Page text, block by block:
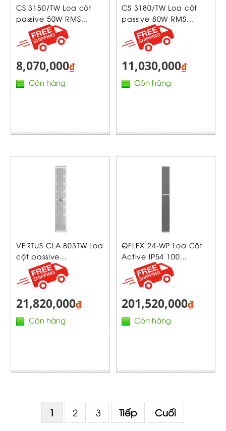
CS 3150/TW Loa cột
passive 50W RMS...
8,070,000₫
Còn hàng
CS 3180/TW Loa cột
passive 80W RMS...
11,030,000₫
Còn hàng
VERTUS CLA 803TW Loa
cột passive...
21,820,000₫
Còn hàng
QFLEX 24-WP Loa Cột
Active IP54 100...
201,520,000₫
Còn hàng
1 2 3 Tiếp Cuối